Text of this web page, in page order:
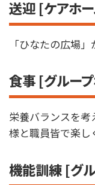
送迎 [ケアホ
「ひなたの広場
食事 [グループ
栄養バランスを
様と職員皆で楽し
機能訓練 [グ